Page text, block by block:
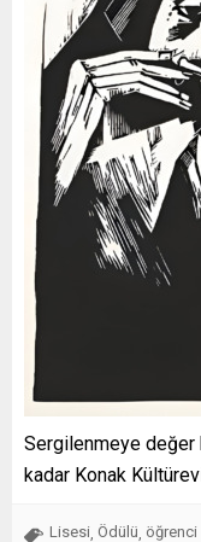
Sergilenmeye değer
kadar Konak
Lisesi Ödülü öğrenci